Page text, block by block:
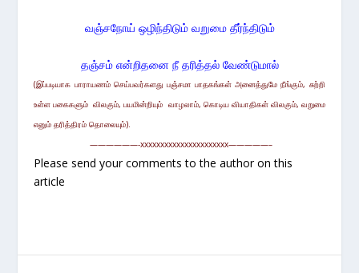
வஞ்சநோய் ஒழிந்திடும் வறுமை தீர்ந்திடும்
தஞ்சம் என்றிதனை நீ தரித்தல் வேண்டுமால்
(இப்படியாக பாராயணம் செய்பவர்களது பஞ்சமா பாதகங்கள் அனைத்துமே நீங்கும், சுற்றி
உள்ளபகைகளும் விலகும், பயமின்றியும் வாழலாம், கொடிய வியாதிகள் விலகும், வறுமை
எனும் தரித்திரம் தொலையும்).
——————-xxxxxxxxxxxxxxxxxxxxxx—————–
Please send your comments to the author on this
article